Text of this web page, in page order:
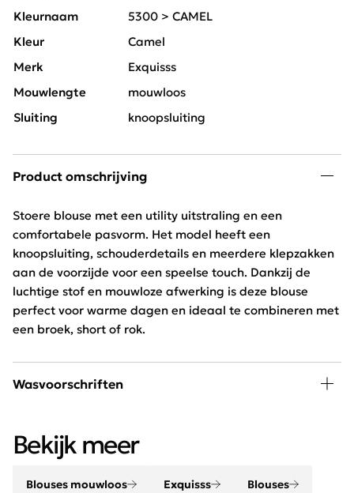
Kleurnaam
5300 > CAMEL
Kleur
Camel
Merk
Exquisss
Mouwlengte
mouwloos
Sluiting
knoopsluiting
Product omschrijving
Stoere blouse met een utility uitstraling en een
comfortabele pasvorm. Het model heeft een
knoopsluiting, schouderdetails en meerdere klepzakken
aan de voorzijde voor een speelse touch. Dankzij de
luchtige stof en mouwloze afwerking is deze blouse
perfect voor warme dagen en ideaal te combineren met
een broek, short of rok.
Wasvoorschriften
Bekijk meer
Blouses mouwloos Exquisss Blouses